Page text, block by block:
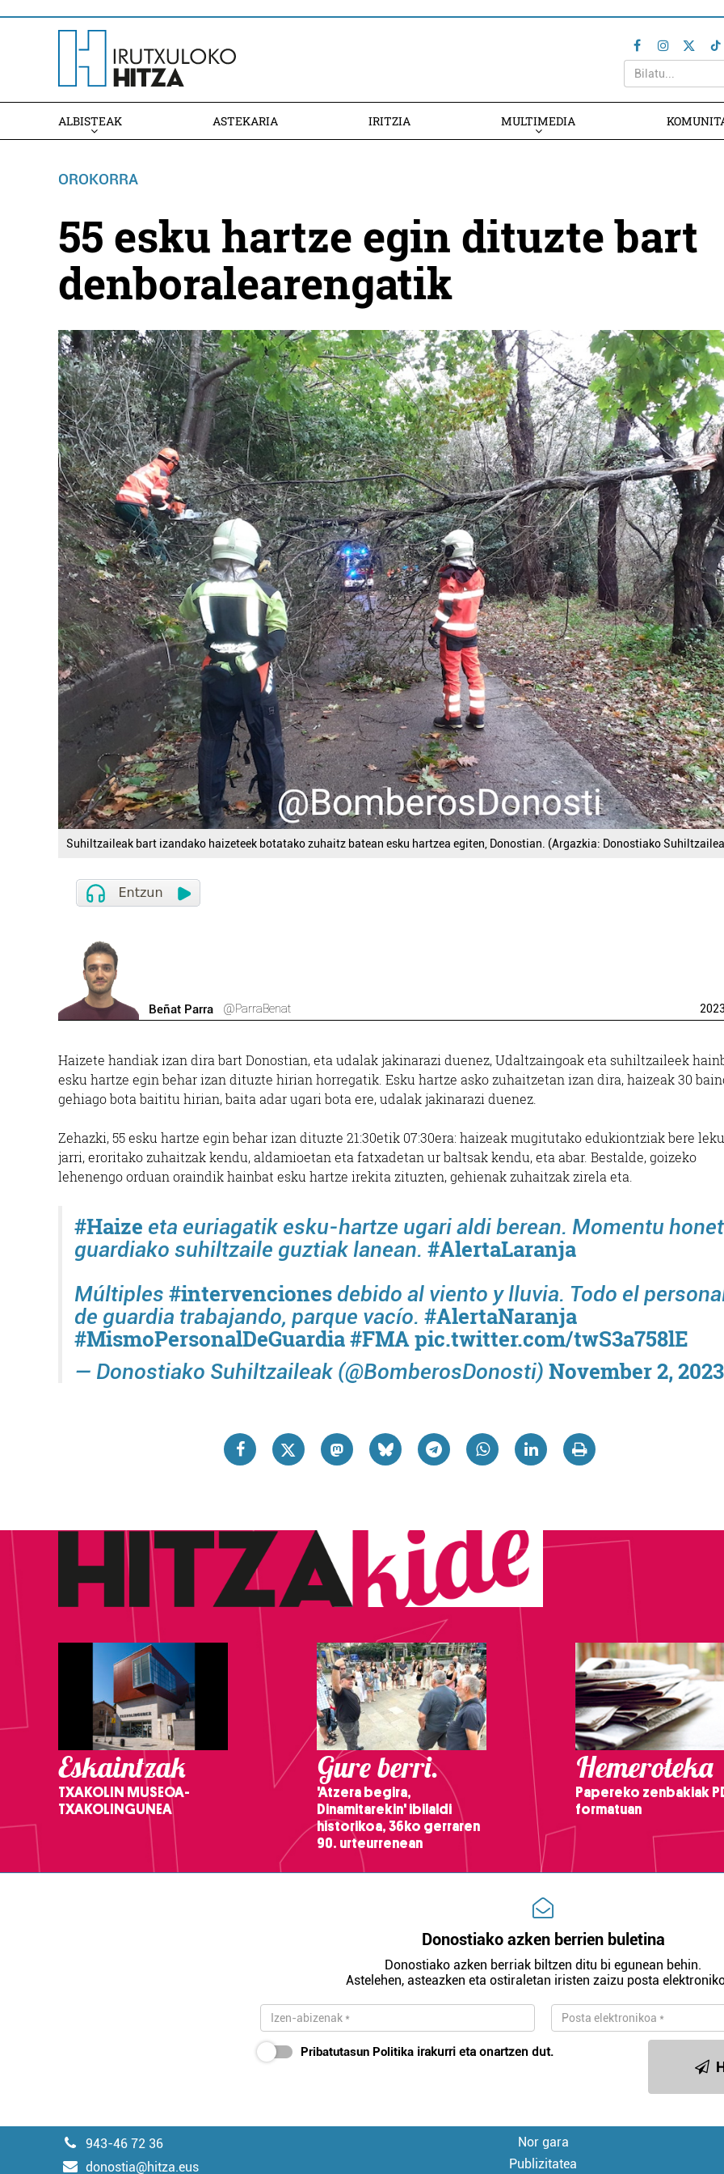
ALBISTEAK ASTEKARIA IRITZIA MULTIMEDIA
OROKORRA
55 esku hartze egin dituzte bart
denboralearengatik
Suhiltzaileak bart izandako haizeteek botatako zuhaitz batean esku hartzea egiten, Donostian. (Argazkia: Donostiako
Beñat Parra @ParraBenat 2023
Haizete handiak izan dira bart Donostian, eta udalak jakinarazi duenez, Udaltzaingoak eta suhiltzaileek
esku hartze egin behar izan dituzte hirian horregatik. Esku hartze asko zuhaitzetan izan dira, haizeak 30
gehiago bota baititu hirian, baita adar ugari bota ere, udalak jakinarazi duenez.
Zehazki, 55 esku hartze egin behar izan dituzte 21:30etik 07:30era: haizeak mugitutako edukiontziak bere
jarri, eroritako zuhaitzak kendu, aldamioetan eta fatxadetan ur baltsak kendu, eta abar. Bestalde, goizeko
lehenengo orduan oraindik hainbat esku hartze irekita zituzten, gehienak zuhaitzak zirela eta.
#Haize eta euriagatik esku-hartze ugari aldi berean. Momentu
guardiako suhiltzaile guztiak lanean. #AlertaLaranja
Múltiples #intervenciones debido al viento y lluvia. Todo el
de guardia trabajando, parque vacío. #AlertaNaranja
#MismoPersonalDeGuardia#FMApic.twitter.com/twS3a758lE
— Donostiako Suhiltzaileak (@BomberosDonosti) November 2, 2023
Eskaintzak
TXAKOLIN MUSEOA-
TXAKOLINGUNEA
Gure berri.
'Atzera begira,
Dinamitarekin' ibilaldi
historikoa, 36ko gerraren
90. urteurrenean
Hemeroteka
Papereko zenbakiak
formatuan
Donostiako azken berrien buletina
Donostiako azken berriak biltzen ditu bi egunean behin.
Astelehen, asteazken eta ostiraletan iristen zaizu posta
Pribatutasun Politika irakurri eta onartzen dut.
943-46 72 36
donostia@hitza.eus
Nor gara
Publizitatea